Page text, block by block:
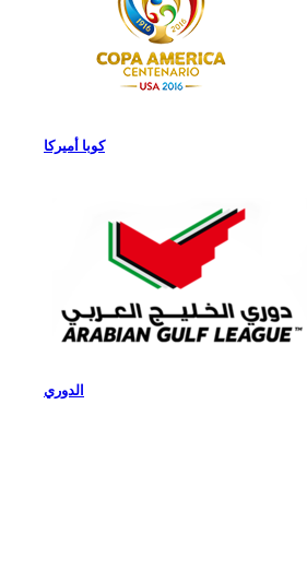
كوبا أميركا
الدوري